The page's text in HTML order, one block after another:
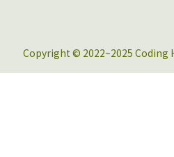
Copyright © 2022~2025 Coding